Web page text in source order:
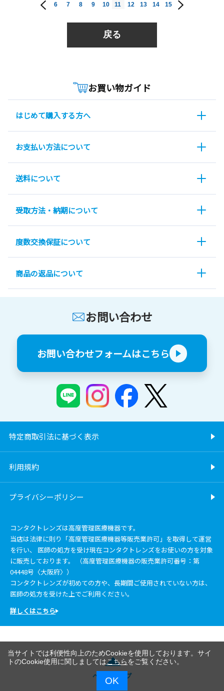
6 7 8 9 10 11 12 13 14 15
戻る
お買い物ガイド
はじめて購入する方へ
お支払い方法について
送料について
受取方法・納期について
度数交換保証について
商品の返品について
お問い合わせ
お問い合わせフォームはこちら
特定商取引法に基づく表示
利用規約
プライバシーポリシー
コンタクトレンズは高度管理医療機器です。
当店は法律に則り「高度管理医療機器等販売業許可」を取得して運営
を行い、 医師の処方を受け現在コンタクトレンズをお使いの方を対象
に販売しております。 （高度管理医療機器の販売業許可番号：第
04448号〈大阪府〉）
コンタクトレンズが初めての方や、長期間ご使用されていない方は、
医師の処方を受けた上でご利用ください。
詳しくはこちら
ページトップ
当サイトでは利便性向上のためCookieを使用しております。サイ
トのCookie使用に関しましてはこちらをご覧ください。
OK